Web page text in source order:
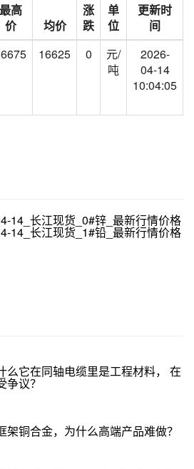
最高
价
均价
涨
跌
单
位
更新时
间
16625 0
元/
吨
2026-
04-14
10:04:05
14_长江现货_0#锌_最新行情价格
14_长江现货_1#铅_最新行情价格
么它在同轴电缆里是工程材料， 在
争议？
架铜合金，为什么高端产品难做？